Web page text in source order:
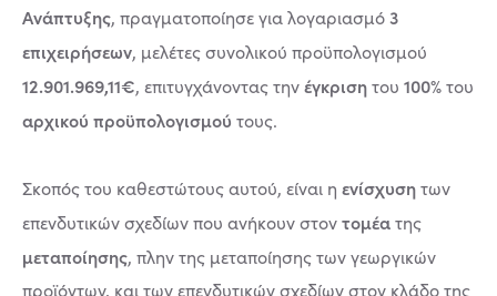
Ανάπτυξης, πραγματοποίησε για λογαριασμό3
επιχειρήσεων, μελέτες συνολικού προϋπολογισμού
12.901.969,11€, επιτυγχάνοντας τηνέγκρισητου 100%του
αρχικού προϋπολογισμού τους.
Σκοπός του καθεστώτους αυτού, είναι η ενίσχυσητων
επενδυτικών σχεδίων που ανήκουν στοντομέατης
μεταποίησης, πλην της μεταποίησης των γεωργικών
προϊόντων, και των επενδυτικών σχεδίων στον κλάδο της